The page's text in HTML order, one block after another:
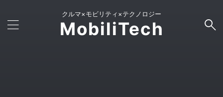
クルマ×モビリティ×テクノロジー
MobiliTech